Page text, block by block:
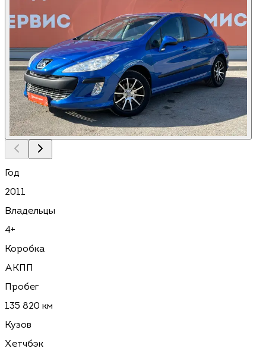
Год
2011
Владельцы
4+
Коробка
АКПП
Пробег
135 820 км
Кузов
Хетчбэк